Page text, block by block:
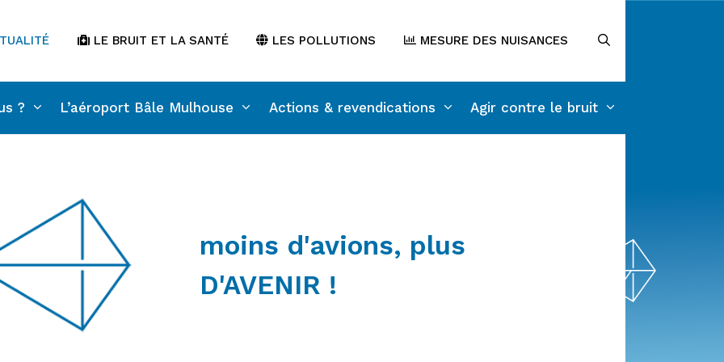
LE BRUIT ET LA SANTÉ LES POLLUTIONS MESURE DES NUISANCES
? L’aéroport Bâle Mulhouse Actions & revendications Agir contre le bruit
moins d'avions, plus
D'AVENIR !